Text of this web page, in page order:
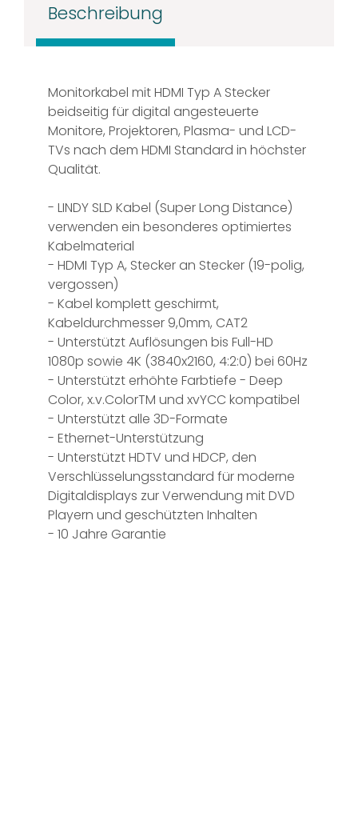
Beschreibung
Monitorkabel mit HDMI Typ A Stecker
beidseitig für digital angesteuerte
Monitore, Projektoren, Plasma- und LCD-
TVs nach dem HDMI Standard in höchster
Qualität.
- LINDY SLD Kabel (Super Long Distance)
verwenden ein besonderes optimiertes
Kabelmaterial
- HDMI Typ A, Stecker an Stecker (19-polig,
vergossen)
- Kabel komplett geschirmt,
Kabeldurchmesser 9,0mm, CAT2
- Unterstützt Auflösungen bis Full-HD
1080p sowie 4K (3840x2160, 4:2:0) bei 60Hz
- Unterstützt erhöhte Farbtiefe - Deep
Color, x.v.ColorTM und xvYCC kompatibel
- Unterstützt alle 3D-Formate
- Ethernet-Unterstützung
- Unterstützt HDTV und HDCP, den
Verschlüsselungsstandard für moderne
Digitaldisplays zur Verwendung mit DVD
Playern und geschützten Inhalten
- 10 Jahre Garantie